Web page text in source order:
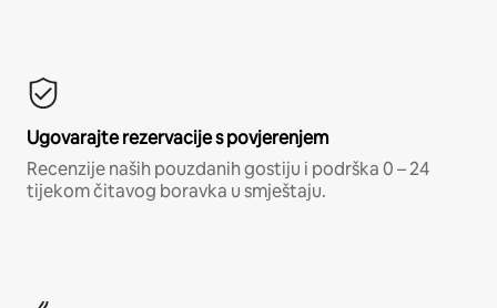
Ugovarajte rezervacije s povjerenjem
Recenzije naših pouzdanih gostiju i podrška 0 – 24
tijekom čitavog boravka u smještaju.